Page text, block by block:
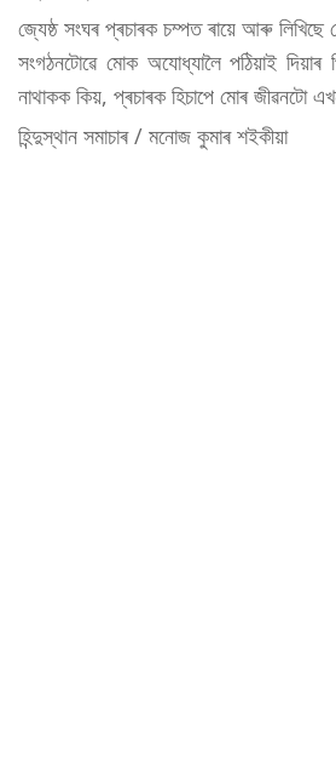
জ্যেষ্ঠ সংঘৰ প্ৰচাৰক চম্পত ৰায়ে আৰু
সংগঠনটোৱে মোক অযোধ্যালৈ পঠিয়াই
নাথাকক কিয়, প্ৰচাৰক হিচাপে মোৰ জীৱনটো
হিন্দুস্থান সমাচাৰ / মনোজ কুমাৰ শইকীয়া